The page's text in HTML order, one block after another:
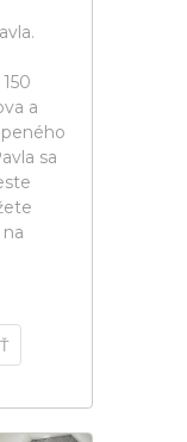
a
sa